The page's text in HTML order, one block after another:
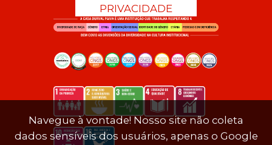
PRIVACIDADE
Navegue à vontade! Nosso site não coleta
dados sensíveis dos usuários, apenas o Google